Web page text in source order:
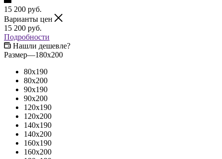
15 200 руб.
Варианты цен
15 200 руб.
Подробности
Нашли дешевле?
Размер—180x200
80x190
80x200
90x190
90x200
120x190
120x200
140x190
140x200
160x190
160x200